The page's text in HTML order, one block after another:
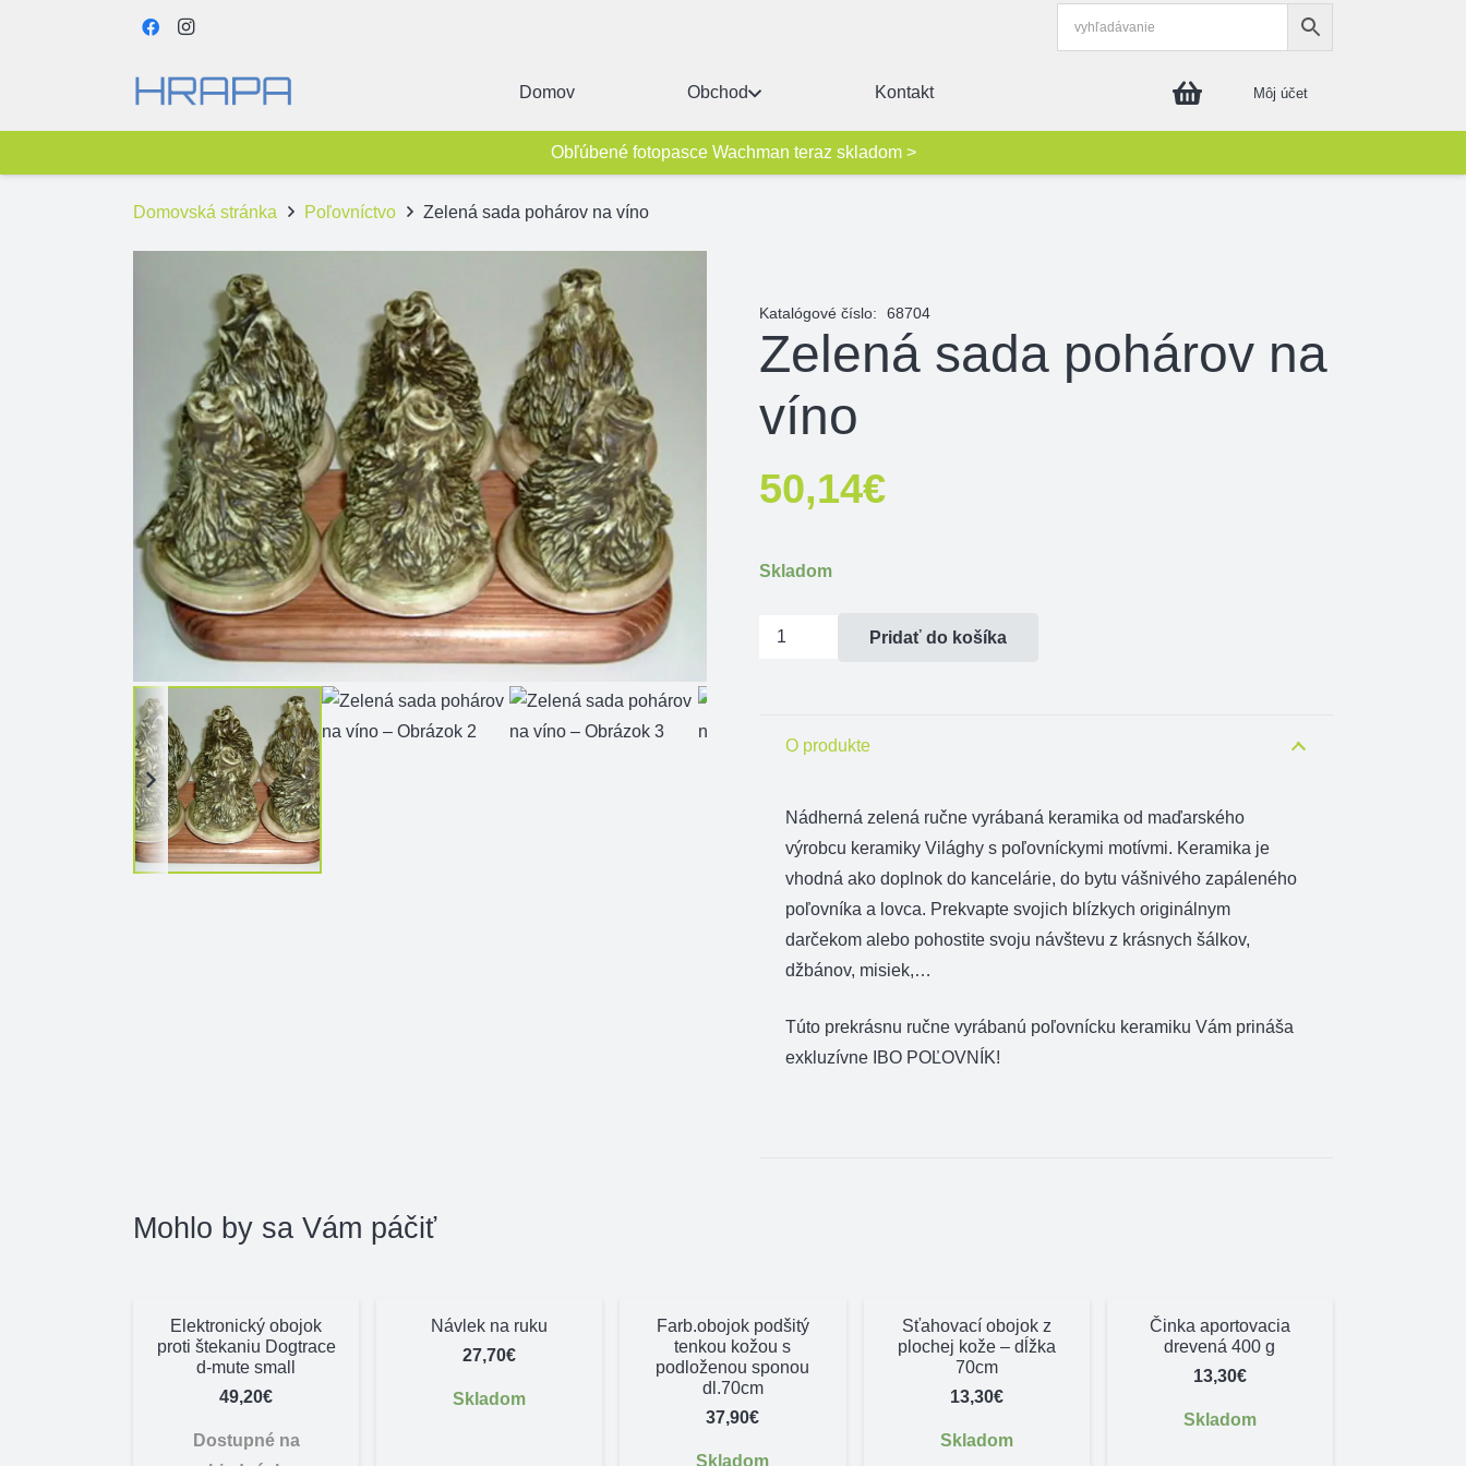
Domov Obchod Kontakt Môj účet
Obľúbené fotopasce Wachman teraz skladom >
Domovská stránka Poľovníctvo Zelená sada pohárov na víno
Katalógové číslo: 68704
Zelená sada pohárov na
víno
50,14€
Skladom
množstvo
Pridať do košíka
O produkte
Nádherná zelená ručne vyrábaná keramika od maďarského
výrobcu keramiky Világhy s poľovníckymi motívmi. Keramika je
vhodná ako doplnok do kancelárie, do bytu vášnivého zapáleného
poľovníka a lovca. Prekvapte svojich blízkych originálnym
darčekom alebo pohostite svoju návštevu z krásnych šálkov,
džbánov, misiek,…
Túto prekrásnu ručne vyrábanú poľovnícku keramiku Vám prináša
exkluzívne IBO POĽOVNÍK!
Mohlo by sa Vám páčiť
Elektronický obojok
proti štekaniu Dogtrace
d-mute small
49,20€
Dostupné na
Návlek na ruku
27,70€
Skladom
Farb.obojok podšitý
tenkou kožou s
podloženou sponou
dl.70cm
37,90€
Skladom
Sťahovací obojok z
plochej kože – dĺžka
70cm
13,30€
Skladom
Činka aportovacia
drevená 400 g
13,30€
Skladom